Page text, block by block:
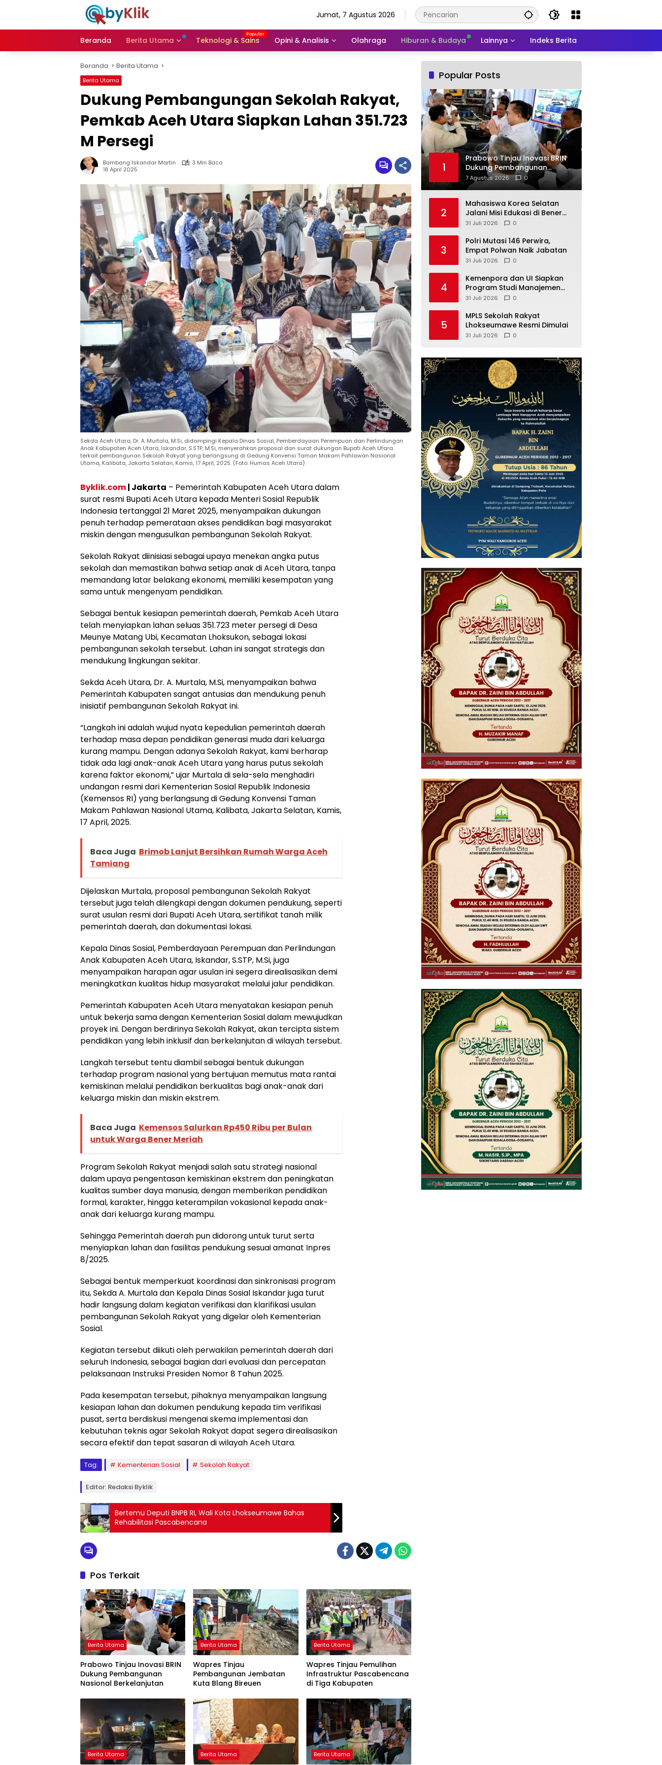
Jumat, 7 Agustus 2026
Beranda Berita Utama Teknologi & Sains Opini & Analisis Olahraga Hiburan & Budaya Lainnya Indeks Berita
Beranda Berita Utama
Berita Utama
Dukung Pembangungan Sekolah Rakyat,
Pemkab Aceh Utara Siapkan Lahan 351.723
M Persegi
Bambang Iskandar Martin
3 Min Baca
18 April 2025
Sekda Aceh Utara, Dr. A. Murtala, M.Si, didampingi Kepala Dinas Sosial, Pemberdayaan Perempuan dan Perlindungan
Anak Kabupaten Aceh Utara, Iskandar, S.STP, M.Si, menyerahkan proposal dan surat dukungan Bupati Aceh Utara
terkait pembangunan Sekolah Rakyat yang berlangsung di Gedung Konvensi Taman Makam Pahlawan Nasional
Utama, Kalibata, Jakarta Selatan, Kamis, 17 April, 2025. (Foto: Humas Aceh Utara)
Byklik.com| Jakarta – Pemerintah Kabupaten Aceh Utara dalam
surat resmi Bupati Aceh Utara kepada Menteri Sosial Republik
Indonesia tertanggal 21 Maret 2025, menyampaikan dukungan
penuh terhadap pemerataan akses pendidikan bagi masyarakat
miskin dengan mengusulkan pembangunan Sekolah Rakyat.
Sekolah Rakyat diinisiasi sebagai upaya menekan angka putus
sekolah dan memastikan bahwa setiap anak di Aceh Utara, tanpa
memandang latar belakang ekonomi, memiliki kesempatan yang
sama untuk mengenyam pendidikan.
Sebagai bentuk kesiapan pemerintah daerah, Pemkab Aceh Utara
telah menyiapkan lahan seluas 351.723 meter persegi di Desa
Meunye Matang Ubi, Kecamatan Lhoksukon, sebagai lokasi
pembangunan sekolah tersebut. Lahan ini sangat strategis dan
mendukung lingkungan sekitar.
Sekda Aceh Utara, Dr. A. Murtala, M.Si, menyampaikan bahwa
Pemerintah Kabupaten sangat antusias dan mendukung penuh
inisiatif pembangunan Sekolah Rakyat ini.
“Langkah ini adalah wujud nyata kepedulian pemerintah daerah
terhadap masa depan pendidikan generasi muda dari keluarga
kurang mampu. Dengan adanya Sekolah Rakyat, kami berharap
tidak ada lagi anak-anak Aceh Utara yang harus putus sekolah
karena faktor ekonomi,” ujar Murtala di sela-sela menghadiri
undangan resmi dari Kementerian Sosial Republik Indonesia
(Kemensos RI) yang berlangsung di Gedung Konvensi Taman
Makam Pahlawan Nasional Utama, Kalibata, Jakarta Selatan, Kamis,
17 April, 2025.
Baca Juga Brimob Lanjut Bersihkan Rumah Warga Aceh
Tamiang
Dijelaskan Murtala, proposal pembangunan Sekolah Rakyat
tersebut juga telah dilengkapi dengan dokumen pendukung, seperti
surat usulan resmi dari Bupati Aceh Utara, sertifikat tanah milik
pemerintah daerah, dan dokumentasi lokasi.
Kepala Dinas Sosial, Pemberdayaan Perempuan dan Perlindungan
Anak Kabupaten Aceh Utara, Iskandar, S.STP, M.Si, juga
menyampaikan harapan agar usulan ini segera direalisasikan demi
meningkatkan kualitas hidup masyarakat melalui jalur pendidikan.
Pemerintah Kabupaten Aceh Utara menyatakan kesiapan penuh
untuk bekerja sama dengan Kementerian Sosial dalam mewujudkan
proyek ini. Dengan berdirinya Sekolah Rakyat, akan tercipta sistem
pendidikan yang lebih inklusif dan berkelanjutan di wilayah tersebut.
Langkah tersebut tentu diambil sebagai bentuk dukungan
terhadap program nasional yang bertujuan memutus mata rantai
kemiskinan melalui pendidikan berkualitas bagi anak-anak dari
keluarga miskin dan miskin ekstrem.
Baca Juga Kemensos Salurkan Rp450 Ribu per Bulan
untuk Warga Bener Meriah
Program Sekolah Rakyat menjadi salah satu strategi nasional
dalam upaya pengentasan kemiskinan ekstrem dan peningkatan
kualitas sumber daya manusia, dengan memberikan pendidikan
formal, karakter, hingga keterampilan vokasional kepada anak-
anak dari keluarga kurang mampu.
Sehingga Pemerintah daerah pun didorong untuk turut serta
menyiapkan lahan dan fasilitas pendukung sesuai amanat Inpres
8/2025.
Sebagai bentuk memperkuat koordinasi dan sinkronisasi program
itu, Sekda A. Murtala dan Kepala Dinas Sosial Iskandar juga turut
hadir langsung dalam kegiatan verifikasi dan klarifikasi usulan
pembangunan Sekolah Rakyat yang digelar oleh Kementerian
Sosial.
Kegiatan tersebut diikuti oleh perwakilan pemerintah daerah dari
seluruh Indonesia, sebagai bagian dari evaluasi dan percepatan
pelaksanaan Instruksi Presiden Nomor 8 Tahun 2025.
Pada kesempatan tersebut, pihaknya menyampaikan langsung
kesiapan lahan dan dokumen pendukung kepada tim verifikasi
pusat, serta berdiskusi mengenai skema implementasi dan
kebutuhan teknis agar Sekolah Rakyat dapat segera direalisasikan
secara efektif dan tepat sasaran di wilayah Aceh Utara.
Tag: Kementerian Sosial Sekolah Rakyat
Editor: Redaksi Byklik
Bertemu Deputi BNPB RI, Wali Kota Lhokseumawe Bahas
Rehabilitasi Pascabencana
Pos Terkait
Berita Utama
Prabowo Tinjau Inovasi BRIN
Dukung Pembangunan
Nasional Berkelanjutan
Berita Utama
Wapres Tinjau
Pembangunan Jembatan
Kuta Blang Bireuen
Berita Utama
Wapres Tinjau Pemulihan
Infrastruktur Pascabencana
di Tiga Kabupaten
Berita Utama Berita Utama Berita Utama
Popular Posts
1
Prabowo Tinjau Inovasi BRIN
Dukung Pembangunan
Nasional Berkelanjutan
7 Agustus 2026 0
2
Mahasiswa Korea Selatan
Jalani Misi Edukasi di Bener
Meriah
31 Juli 2026 0
3
Polri Mutasi 146 Perwira,
Empat Polwan Naik Jabatan
31 Juli 2026 0
4
Kemenpora dan UI Siapkan
Program Studi Manajemen
Olahraga
31 Juli 2026 0
5
MPLS Sekolah Rakyat
Lhokseumawe Resmi Dimulai
31 Juli 2026 0